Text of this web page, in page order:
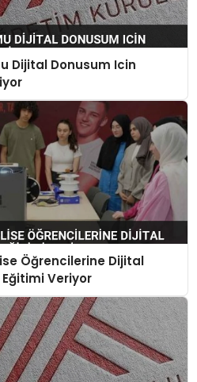
Dijital Donusum Icin
Öğrencilerine Dijital
Veriyor